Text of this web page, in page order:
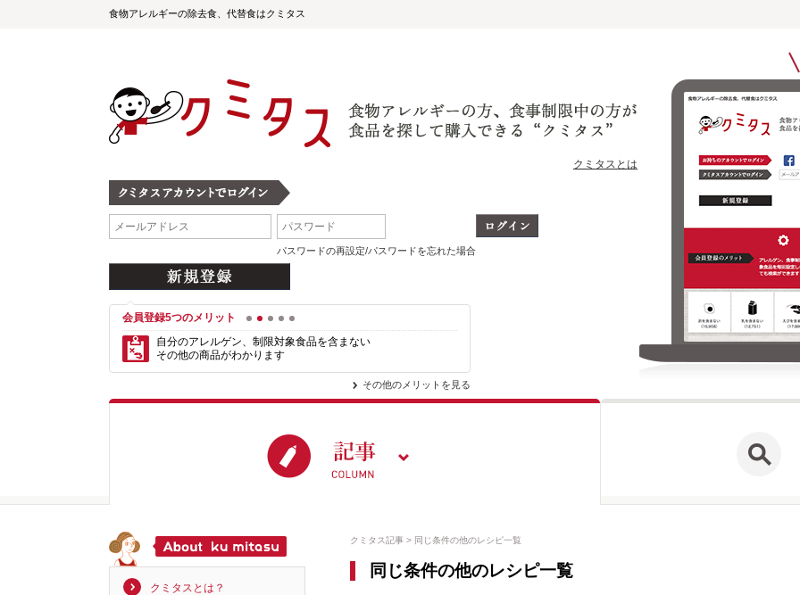
食物アレルギーの除去食、代替食はクミタス
クミタスとは
パスワードの再設定/パスワードを忘れた場合
会員登録5つのメリット 1 2 3 4
自分のアレルゲン、制限対象食品を含まない
その他の商品がわかります
購入・ブックマーク履歴がわかります
その他のメリットを見る
クミタス記事 同じ条件の他のレシピ一覧
同じ条件の他のレシピ一覧
クミタスとは？